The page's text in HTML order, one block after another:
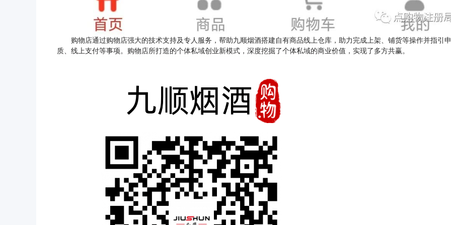
购物店通过购物店强大的技术支持及专人服务，帮助九顺烟酒搭建自有商品线上仓库，助力完成上架、铺货等操作并指引
质、线上支付等事项。购物店所打造的个体私域创业新模式，深度挖掘了个体私域的商业价值，实现了多方共赢。